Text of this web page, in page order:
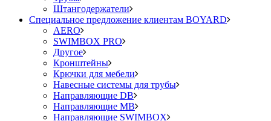
Штангодержатели
Специальное предложение клиентам BOYARD
AERO
SWIMBOX PRO
Другое
Кронштейны
Крючки для мебели
Навесные системы для трубы
Направляющие DB
Направляющие MB
Направляющие SWIMBOX